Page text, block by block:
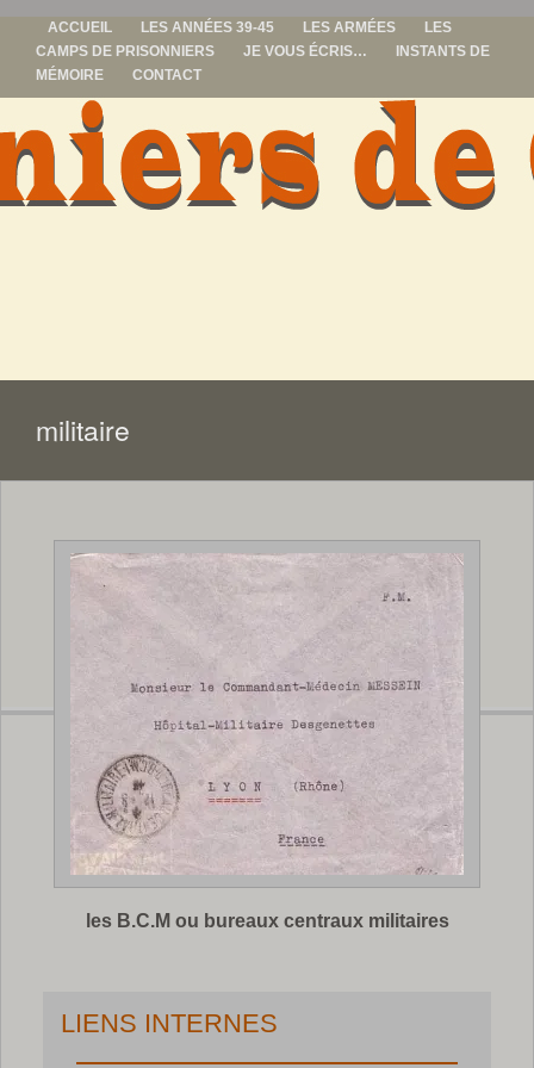
ACCUEIL LES ANNÉES 39-45 LES ARMÉES
LES
CAMPS DE PRISONNIERS
JE VOUS ÉCRIS…
INSTANTS DE
MÉMOIRE
CONTACT
prisonniers de
militaire
les B.C.M ou bureaux centraux militaires
LIENS INTERNES